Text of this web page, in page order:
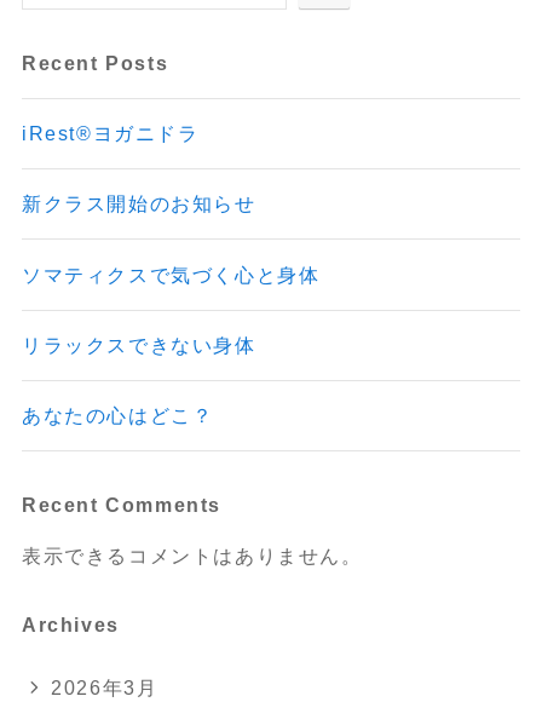
Recent Posts
iRest®ヨガニドラ
新クラス開始のお知らせ
ソマティクスで気づく心と身体
リラックスできない身体
あなたの心はどこ？
Recent Comments
表示できるコメントはありません。
Archives
2026年3月